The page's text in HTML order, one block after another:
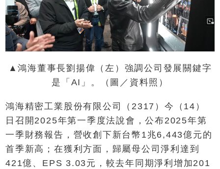
▲鴻海董事長劉揚偉（左）強調公司發展關鍵字
是「AI」。（圖／資料照）
鴻海精密工業股份有限公司（2317）今（14）
日召開2025年第一季度法說會，公布2025年第
一季財務報告，營收創下新台幣1兆6,443億元的
首季新高；在獲利方面，歸屬母公司淨利達到
421億、EPS 3.03元，較去年同期淨利增加201